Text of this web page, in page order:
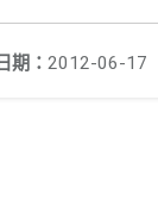
期： 2012-06-17